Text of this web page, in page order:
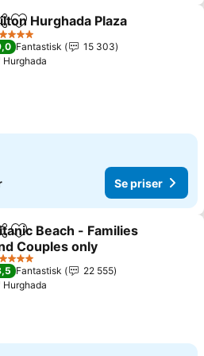
Legg til i favoritter
Hurghada Plaza
Fantastisk
15 303
Hurghada
Se priser
Legg til i favoritter
Beach - Families
Couples only
priser
Fantastisk
22 555
Hurghada